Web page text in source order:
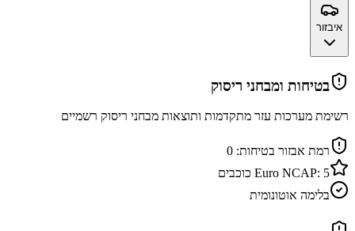
איבזור
בטיחות ומבחני ריסוק
רשימת מערכות עזר מתקדמות ותוצאות מבחני ריסוק רשמיים
רמת אבזור בטיחות: 0
Euro NCAP: 5
כוכבים
בלימה אוטונומית